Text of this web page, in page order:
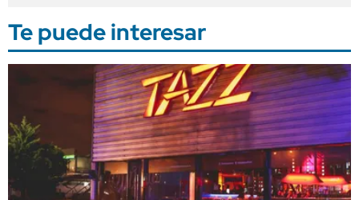
Te puede interesar